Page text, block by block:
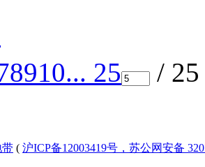
8910... 25
/
带 ( 沪ICP备12003419号，苏公网安备